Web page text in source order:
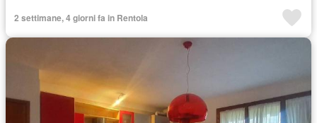
2 settimane, 4 giorni fa in Rentola